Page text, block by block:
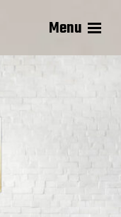
Menu